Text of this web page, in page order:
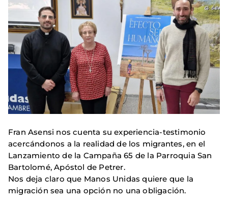
Fran Asensi nos cuenta su experiencia-testimonio
acercándonos a la realidad de los migrantes, en el
Lanzamiento de la Campaña 65 de la Parroquia San
Bartolomé, Apóstol de Petrer.
Nos deja claro que Manos Unidas quiere que la
migración sea una opción no una obligación.